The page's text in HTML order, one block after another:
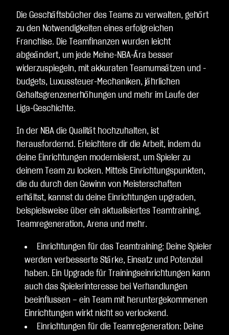
Die Geschäftsbücher des Teams zu verwalten, gehört
zu den Notwendigkeiten eines erfolgreichen
Franchise. Die Teamfinanzen wurden leicht
abgeändert, um jede Meine-NBA-Ära besser
widerzuspiegeln, mit akkuraten Teamumsätzen und -
budgets, Luxussteuer-Mechaniken, jährlichen
Gehaltsgrenzenerhöhungen und mehr im Laufe der
Liga-Geschichte.
In der NBA die Qualität hochzuhalten, ist
herausfordernd. Erleichtere dir die Arbeit, indem du
deine Einrichtungen modernisierst, um Spieler zu
deinem Team zu locken. Mittels Einrichtungspunkten,
die du durch den Gewinn von Meisterschaften
erhältst, kannst du deine Einrichtungen upgraden,
beispielsweise über ein aktualisiertes Teamtraining,
Teamregeneration, Arena und mehr.
Einrichtungen für das Teamtraining: Deine Spieler
werden verbesserte Stärke, Einsatz und Potenzial
haben. Ein Upgrade für Trainingseinrichtungen kann
auch das Spielerinteresse bei Verhandlungen
beeinflussen – ein Team mit heruntergekommenen
Einrichtungen wirkt nicht so verlockend.
Einrichtungen für die Teamregeneration: Deine